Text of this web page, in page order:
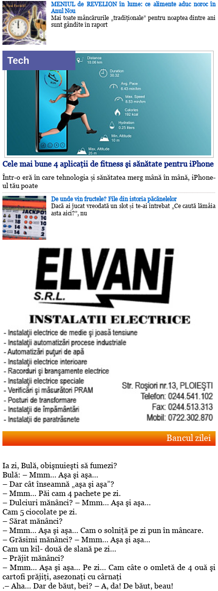
MENIUL de REVELION în lume: ce alimente aduc noroc în
Anul Nou
Mai toate mâncărurile „tradiţionale” pentru noaptea dintre ani
sunt gândite în raport
Tech
Cele mai bune 4 aplicaţii de fitness şi sănătate pentru iPhone
Într-o eră în care tehnologia și sănătatea merg mână în mână, iPhone-
ul tău poate
De unde vin fructele? File din istoria păcănelelor
Dacă ai jucat vreodată un slot și te-ai întrebat „Ce caută lămâia
asta aici?”, nu
Bancul zilei
Ia zi, Bulă, obişnuieşti să fumezi?
Bulă: – Mmm… Aşa şi aşa…
– Dar cât înseamnă „aşa şi aşa”?
– Mmm… Păi cam 4 pachete pe zi.
– Dulciuri mănânci? – Mmm… Aşa şi aşa…
Cam 5 ciocolate pe zi.
– Sărat mănânci?
– Mmm… Aşa şi aşa… Cam o solniţă pe zi pun în mâncare.
– Grăsimi mănânci? – Mmm… Aşa şi aşa…
Cam un kil- două de slană pe zi…
– Prăjit mănânci?
– Mmm… Aşa şi aşa… Pe zi… Cam câte o omletă de 4 ouă şi
cartofi prăjiţi, asezonaţi cu cârnaţi
.– Aha… Dar de băut, bei? – A, da! De băut, beau!